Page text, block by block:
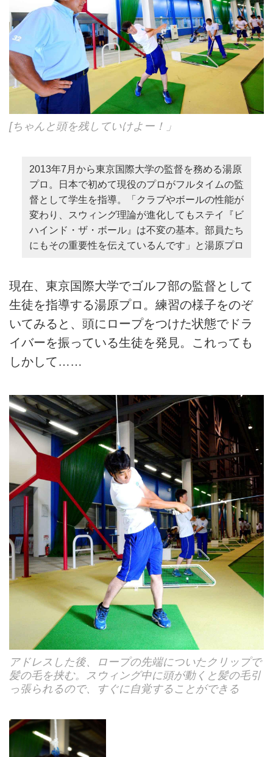
[ちゃんと頭を残していけよー！」
2013年7月から東京国際大学の監督を務める湯原
プロ。日本で初めて現役のプロがフルタイムの監
督として学生を指導。「クラブやボールの性能が
変わり、スウィング理論が進化してもステイ『ビ
ハインド・ザ・ボール』は不変の基本。部員たち
にもその重要性を伝えているんです」と湯原プロ
現在、東京国際大学でゴルフ部の監督として
生徒を指導する湯原プロ。練習の様子をのぞ
いてみると、頭にロープをつけた状態でドラ
イバーを振っている生徒を発見。これっても
しかして……
アドレスした後、ロープの先端についたクリップで
髪の毛を挟む。スウィング中に頭が動くと髪の毛引
っ張られるので、すぐに自覚することができる